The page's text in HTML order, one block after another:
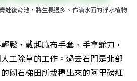
蛙復育池，將生長過多、佈滿水面的浮水植物
鬆，戴起麻布手套、手拿鐮刀，
工除草的工作。過去石門是北部
砌石梯田所栽種出來的阿里磅紅